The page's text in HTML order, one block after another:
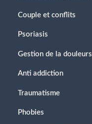
Couple et conflits
Psoriasis
Gestion de la douleurs
Anti addiction
Traumatisme
Phobies